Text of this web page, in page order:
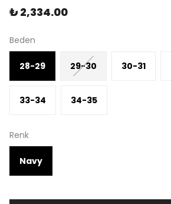
₺ 2,334.00
Beden
28-29 29-30 30-31
33-34 34-35
Renk
Navy